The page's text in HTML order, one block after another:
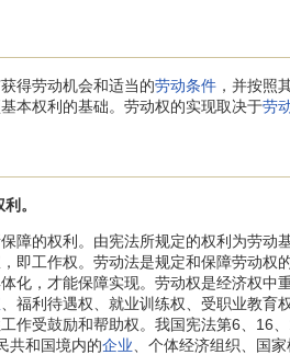
得劳动机会和适当的劳动条件 ，并按照
本权利的基础。劳动权的实现取决于劳
。
障的权利。由宪法所规定的权利为劳动
即工作权。劳动法是规定和保障劳动权
化，才能保障实现。劳动权是经济权中
、福利待遇权、就业训练权、受职业教育
作受鼓励和帮助权。我国宪法第6、16
共和国境内的企业 、个体经济组织、国